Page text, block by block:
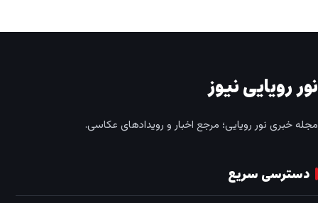
نور رویایی نیوز
مجله خبری نور رویایی؛ مرجع اخبار و رویدادهای عکاسی.
دسترسی سریع